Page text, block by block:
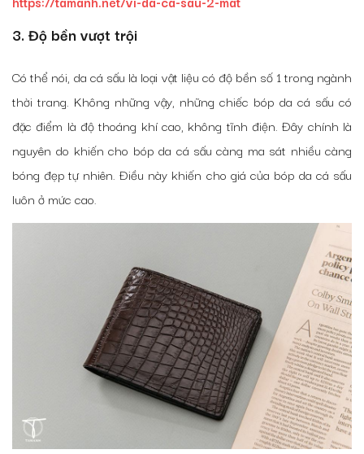
3. Độ bền vượt trội
Có thể nói, da cá sấu là loại vật liệu có độ bền số 1 trong ngành
thời trang. Không những vậy, những chiếc bóp da cá sấu có
đặc điểm là độ thoáng khí cao, không tĩnh điện. Đây chính là
nguyên do khiến cho bóp da cá sấu càng ma sát nhiều càng
bóng đẹp tự nhiên. Điều này khiến cho giá của bóp da cá sấu
luôn ở mức cao.